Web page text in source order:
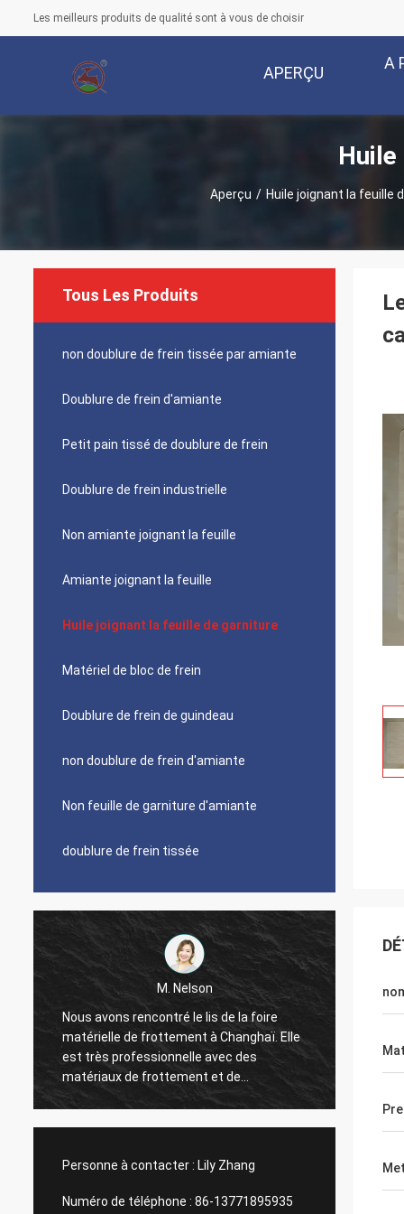
Les meilleurs produits de qualité sont à vous de choisir
APERÇU
A
Aperçu / Huile joignant la feuille
Tous Les Produits
non doublure de frein tissée par amiante
Doublure de frein d'amiante
Petit pain tissé de doublure de frein
Doublure de frein industrielle
Non amiante joignant la feuille
Amiante joignant la feuille
Huile joignant la feuille de garniture
Matériel de bloc de frein
Doublure de frein de guindeau
non doublure de frein d'amiante
Non feuille de garniture d'amiante
doublure de frein tissée
M. Nelson
Nous avons rencontré le lis de la foire
matérielle de frottement à Changhaï. Elle
est très professionnelle avec des
matériaux de frottement et de
cachetage. Nous avons importé la
agréable coopération tout le temps.
Fournisseur honnête même, nous leur
Nous
de
très
Personne à contacter : Lily Zhang
Numéro de téléphone : 86-13771895935